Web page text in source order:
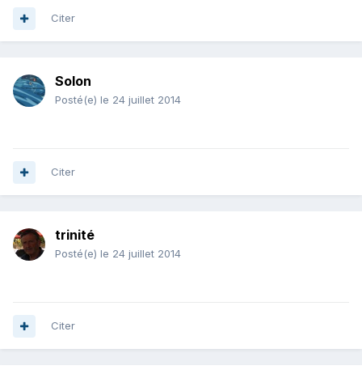
Citer
Solon
Posté(e) le 24 juillet 2014
Citer
trinité
Posté(e) le 24 juillet 2014
Citer